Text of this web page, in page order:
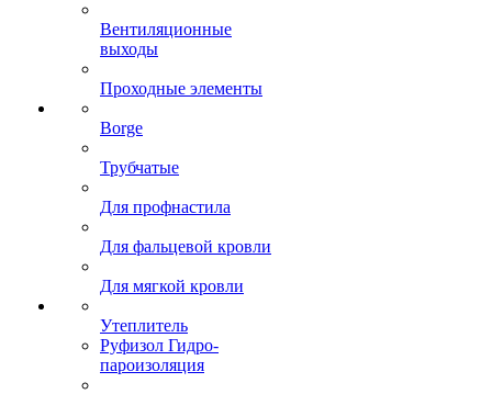
Вентиляционные
выходы
Проходные элементы
Borge
Трубчатые
Для профнастила
Для фальцевой кровли
Для мягкой кровли
Утеплитель
Руфизол Гидро-
пароизоляция